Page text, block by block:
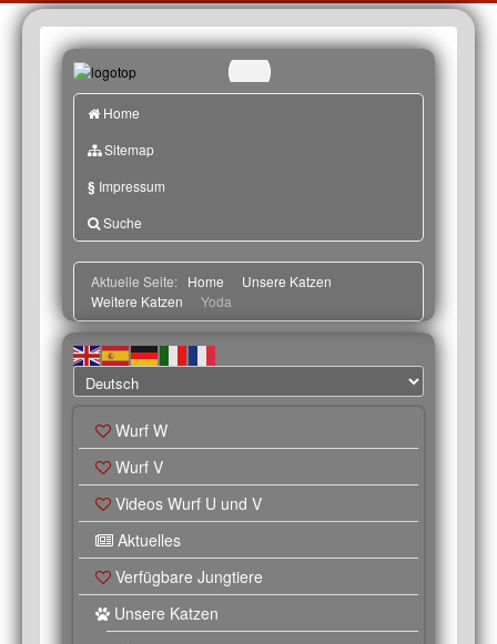
Home
Sitemap
§ Impressum
Suche
Aktuelle Seite: Home
Unsere Katzen
Weitere Katzen
Yoda
Wurf W
Wurf V
Videos Wurf U und V
Aktuelles
Verfügbare Jungtiere
Unsere Katzen